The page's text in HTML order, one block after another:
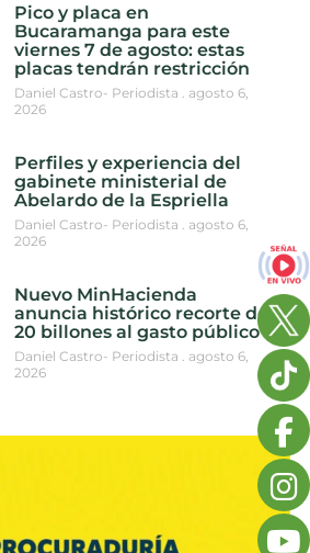
Pico y placa en
Bucaramanga para este
viernes 7 de agosto: estas
placas tendrán restricción
Daniel Castro- Periodista
agosto 6,
2026
Perfiles y experiencia del
gabinete ministerial de
Abelardo de la Espriella
Daniel Castro- Periodista
agosto 6,
2026
Nuevo MinHacienda
anuncia histórico recorte de
20 billones al gasto público
Daniel Castro- Periodista
agosto 6,
2026